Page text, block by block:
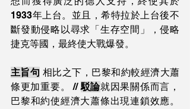
1933年上台。並且，希特拉於上台後不
斷發動侵略以尋求「生存空間」，侵略
捷克等國，最終使大戰爆發。
主旨句 相比之下，巴黎和約較經濟大蕭
條更加重要。 // 駁論就因果關係而言，
巴黎和約使經濟大蕭條出現連鎖效應。